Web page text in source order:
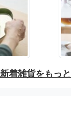
新着雑貨をもっ